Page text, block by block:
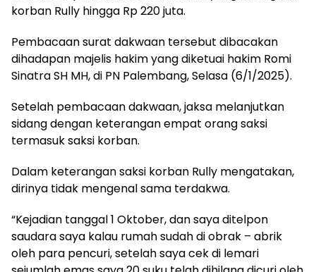
korban Rully hingga Rp 220 juta.
Pembacaan surat dakwaan tersebut dibacakan
dihadapan majelis hakim yang diketuai hakim Romi
Sinatra SH MH, di PN Palembang, Selasa (6/1/2025).
Setelah pembacaan dakwaan, jaksa melanjutkan
sidang dengan keterangan empat orang saksi
termasuk saksi korban.
Dalam keterangan saksi korban Rully mengatakan,
dirinya tidak mengenal sama terdakwa.
“Kejadian tanggal 1 Oktober, dan saya ditelpon
saudara saya kalau rumah sudah di obrak – abrik
oleh para pencuri, setelah saya cek di lemari